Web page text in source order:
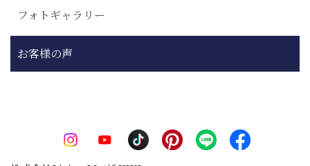
フォトギャラリー
お客様の声